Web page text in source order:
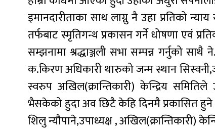
इमानदारीताका साथ लाग्नु नै उहा प्रतिको
तर्फबाट स्मृतिगन्थ प्रकासन गर्ने धोषणा एवं
सम्झनामा श्रद्धाञ्जली सभा सम्पन्न गर्नुको
क.किरण अधिकारी थारुको जन्म स्थान
स्वरुप अखिल(क्रान्तिकारी) केन्द्रिय
भैसकेको हुदा अव छिटै केहि दिनमै प्रकासित हुने
शिलु न्यौपाने,उपाध्यक्ष , अखिल(क्रान्तिकारी)